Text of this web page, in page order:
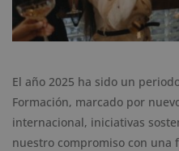
El año 2025 ha sido un
Formación, marcado por
internacional, iniciativas
nuestro compromiso con una